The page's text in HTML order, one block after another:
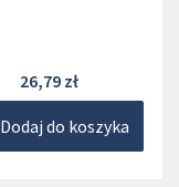
26,79 zł
Dodaj do koszyka